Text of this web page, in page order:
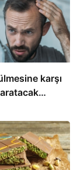
karşı
ilaç ne saç